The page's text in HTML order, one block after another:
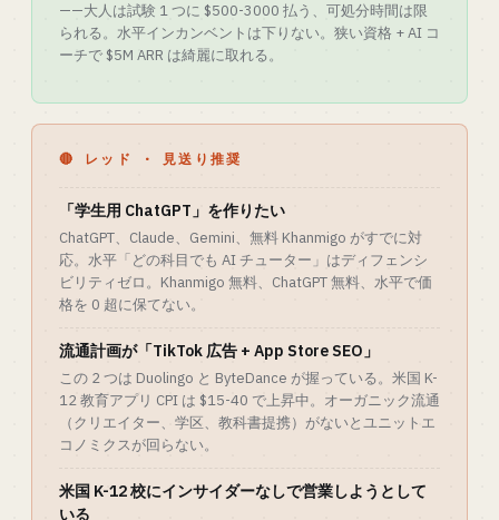
——大人は試験 1 つに $500-3000 払う、可処分時間は限
られる。水平インカンベントは下りない。狭い資格 + AI コ
ーチで $5M ARR は綺麗に取れる。
🔴 レッド · 見送り推奨
「学生用 ChatGPT」を作りたい
ChatGPT、Claude、Gemini、無料 Khanmigo がすでに対
応。水平「どの科目でも AI チューター」はディフェンシ
ビリティゼロ。Khanmigo 無料、ChatGPT 無料、水平で価
格を 0 超に保てない。
流通計画が「TikTok 広告 + App Store SEO」
この 2 つは Duolingo と ByteDance が握っている。米国 K-
12 教育アプリ CPI は $15-40 で上昇中。オーガニック流通
（クリエイター、学区、教科書提携）がないとユニットエ
コノミクスが回らない。
米国 K-12 校にインサイダーなしで営業しようとして
いる